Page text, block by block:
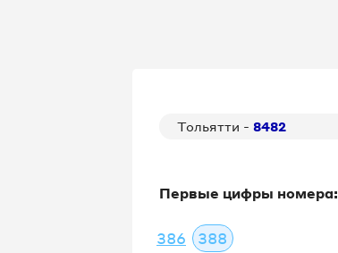
Тольятти - 8482
Первые цифры номера:
386 388